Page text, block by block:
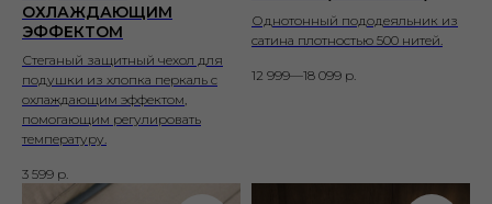
ОХЛАЖДАЮЩИМ
ЭФФЕКТОМ
Стеганый защитный чехол для
подушки из хлопка перкаль с
охлаждающим эффектом,
помогающим регулировать
температуру.
3 599 р.
Однотонный пододеяльник из
сатина плотностью 500 нитей.
12 999—18 099 р.